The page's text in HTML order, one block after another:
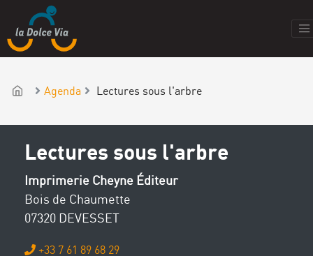
Agenda Lectures sous l'arbre
Lectures sous l'arbre
Imprimerie Cheyne Éditeur
Bois de Chaumette
07320 DEVESSET
+33 7 61 89 68 29